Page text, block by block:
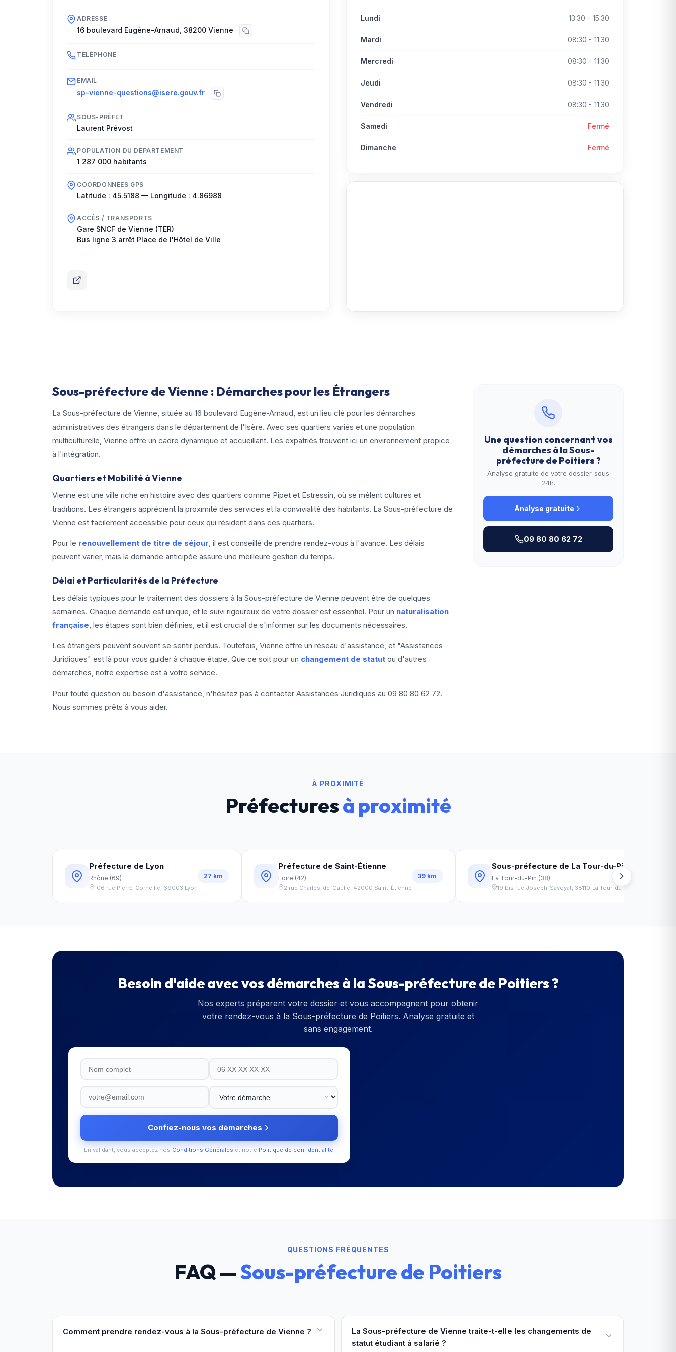
ADRESSE
16 boulevard Eugène-Arnaud 38200 Vienne
TÉLÉPHONE
EMAIL
sp-vienne-questions@isere.gouv.fr
SOUS-PRÉFET
Laurent Prévost
POPULATION DU DÉPARTEMENT
1 287 000 habitants
COORDONNÉES GPS
Latitude : 45.5188 — Longitude : 4.86988
ACCÈS / TRANSPORTS
Gare SNCF de Vienne (TER)
Bus ligne 3 arrêt Place de l'Hôtel de Ville
Lundi 13:30 - 15:30
Mardi 08:30 - 11:30
Mercredi 08:30 - 11:30
Jeudi 08:30 - 11:30
Vendredi 08:30 - 11:30
Samedi Fermé
Dimanche Fermé
Sous-préfecture de Vienne : Démarches pour les Étrangers
La Sous-préfecture de Vienne, située au 16 boulevard Eugène-Arnaud, est un lieu clé pour les démarches
administratives des étrangers dans le département de l'Isère. Avec ses quartiers variés et une population
multiculturelle, Vienne offre un cadre dynamique et accueillant. Les expatriés trouvent ici un environnement propice
à l'intégration.
Quartiers et Mobilité à Vienne
Vienne est une ville riche en histoire avec des quartiers comme Pipet et Estressin, où se mêlent cultures et
traditions. Les étrangers apprécient la proximité des services et la convivialité des habitants. La Sous-préfecture de
Vienne est facilement accessible pour ceux qui résident dans ces quartiers.
Pour le renouvellement de titre de séjour, il est conseillé de prendre rendez-vous à l'avance. Les délais
peuvent varier, mais la demande anticipée assure une meilleure gestion du temps.
Délai et Particularités de la Préfecture
Les délais typiques pour le traitement des dossiers à la Sous-préfecture de Vienne peuvent être de quelques
semaines. Chaque demande est unique, et le suivi rigoureux de votre dossier est essentiel. Pour un naturalisation
française, les étapes sont bien définies, et il est crucial de s'informer sur les documents nécessaires.
Les étrangers peuvent souvent se sentir perdus. Toutefois, Vienne offre un réseau d'assistance, et "Assistances
Juridiques" est là pour vous guider à chaque étape. Que ce soit pour un changement de statut ou d'autres
démarches, notre expertise est à votre service.
Pour toute question ou besoin d'assistance, n'hésitez pas à contacter Assistances Juridiques au 09 80 80 62 72.
Nous sommes prêts à vous aider.
Une question concernant vos
démarches à laSous-
préfecture de Poitiers?
Analyse gratuite de votre dossier sous
24h.
Analyse gratuite
09 80 80 62 72
À PROXIMITÉ
Préfecturesà proximité
Préfecture de Lyon
Rhône (69)
106 rue Pierre-Corneille, 69003 Lyon
27 km
Préfecture de Saint-Étienne
Loire (42)
2 rue Charles-de-Gaulle, 42000 Saint-Étienne
39 km
Sous-préfecture de La Tour-du-Pin
La Tour-du-Pin (38)
19 bis rue Joseph-Savoyat, 38110 La Tour-du-Pin
Besoin d'aide avec vos démarches à laSous-préfecture de Poitiers?
Nos experts préparent votre dossier et vous accompagnent pour obtenir
votre rendez-vous à la Sous-préfecture de Poitiers. Analyse gratuite et
sans engagement.
Confiez-nous vos démarches
En validant, vous acceptez nos Conditions Générales et notre Politique de confidentialité.
QUESTIONS FRÉQUENTES
FAQ —Sous-préfecture de Poitiers
Comment prendre rendez-vous à la Sous-préfecture de Vienne ?
La Sous-préfecture de Vienne traite-t-elle les changements de
statut étudiant à salarié ?